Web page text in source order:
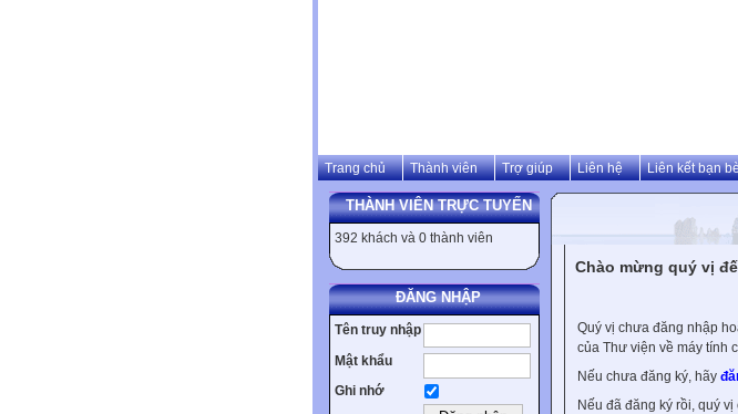
Trang chủ Thành viên Trợ giúp Liên hệ Liên kết bạn
THÀNH VIÊN TRỰC TUYẾN
392 khách và 0 thành viên
ĐĂNG NHẬP
Tên truy nhập
Mật khẩu
Ghi nhớ
Chào mừng quý vị
Quý vị chưa đăng nhập
của Thư viện về máy tính
Nếu chưa đăng ký, hãy
Nếu đã đăng ký rồi, quý